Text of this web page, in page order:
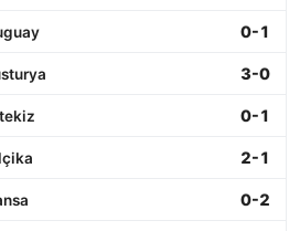
0-1
3-0
0-1
2-1
0-2